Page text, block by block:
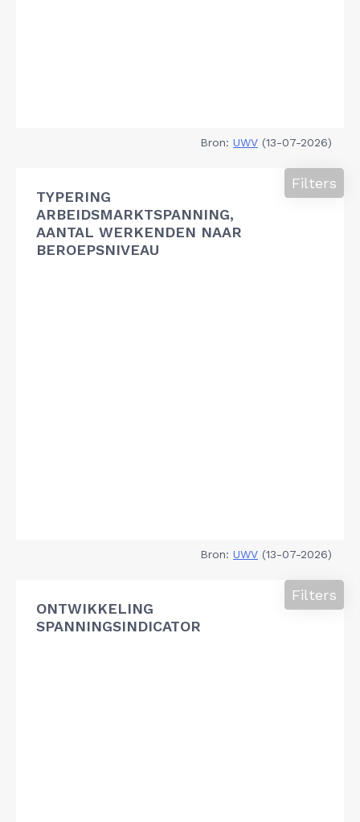
Bron: UWV (13-07-2026)
TYPERING
ARBEIDSMARKTSPANNING,
AANTAL WERKENDEN NAAR
BEROEPSNIVEAU
Filters
Bron: UWV (13-07-2026)
ONTWIKKELING
SPANNINGSINDICATOR
Filters